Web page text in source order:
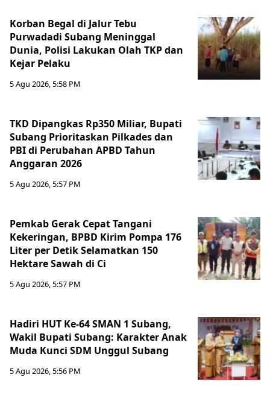
Korban Begal di Jalur Tebu
Purwadadi Subang Meninggal
Dunia, Polisi Lakukan Olah TKP dan
Kejar Pelaku
5 Agu 2026, 5:58 PM
TKD Dipangkas Rp350 Miliar, Bupati
Subang Prioritaskan Pilkades dan
PBI di Perubahan APBD Tahun
Anggaran 2026
5 Agu 2026, 5:57 PM
Pemkab Gerak Cepat Tangani
Kekeringan, BPBD Kirim Pompa 176
Liter per Detik Selamatkan 150
Hektare Sawah di Ci
5 Agu 2026, 5:57 PM
Hadiri HUT Ke-64 SMAN 1 Subang,
Wakil Bupati Subang: Karakter Anak
Muda Kunci SDM Unggul Subang
5 Agu 2026, 5:56 PM